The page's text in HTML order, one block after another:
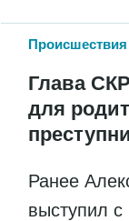
Происшествия
Глава
для
Ранее
выступил